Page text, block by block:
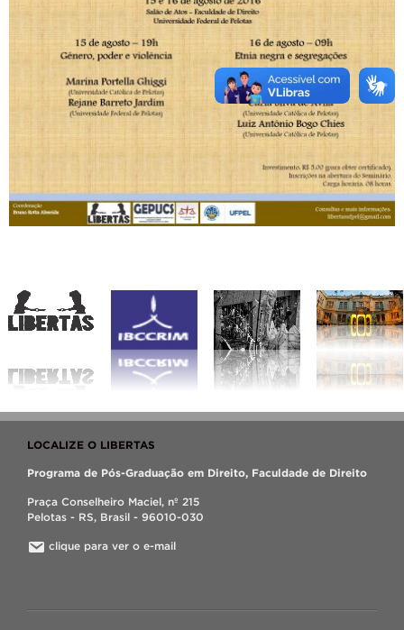
LOCALIZE O LIBERTAS
Programa de Pós-Graduação em Direito, Faculdade de Direito
Praça Conselheiro Maciel, nº 215
Pelotas - RS, Brasil - 96010-030
clique para ver o e-mail